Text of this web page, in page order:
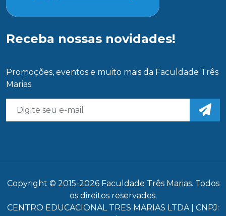
Receba nossas novidades!
Promoções, eventos e muito mais da Faculdade Três
Marias.
Copyright © 2015-2026 Faculdade Três Marias. Todos
os direitos reservados.
CENTRO EDUCACIONAL TRES MARIAS LTDA | CNPJ: